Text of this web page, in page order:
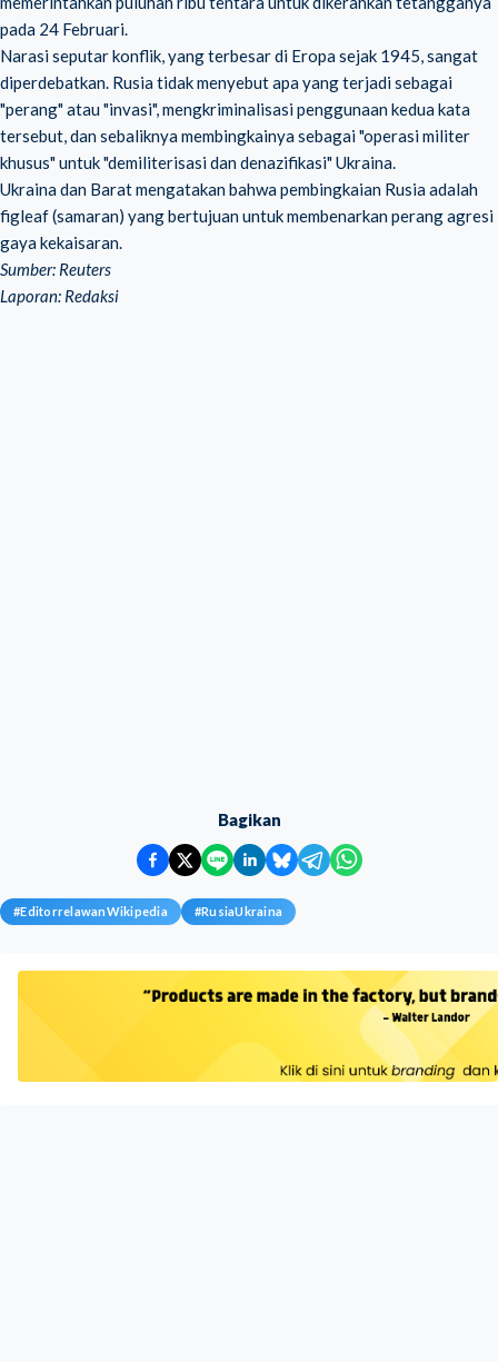
pada 24 Februari.
Narasi seputar konflik, yang terbesar di Eropa sejak 1945, sangat
diperdebatkan. Rusia tidak menyebut apa yang terjadi sebagai
"perang" atau "invasi", mengkriminalisasi penggunaan kedua kata
tersebut, dan sebaliknya membingkainya sebagai "operasi militer
khusus" untuk "demiliterisasi dan denazifikasi" Ukraina.
Ukraina dan Barat mengatakan bahwa pembingkaian Rusia adalah
figleaf (samaran) yang bertujuan untuk membenarkan perang agresi
gaya kekaisaran.
Sumber: Reuters
Laporan: Redaksi
Bagikan
#EditorrelawanWikipedia #RusiaUkraina